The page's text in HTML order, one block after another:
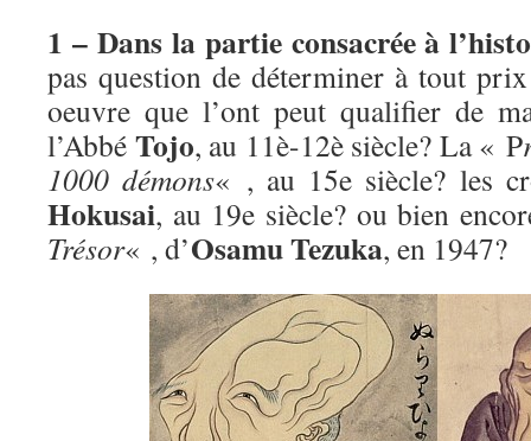
1 – Dans la partie consacrée à
pas question de déterminer à tout
oeuvre que l’ont peut qualifier de
l’Abbé Tojo, au 11è-12è siècle? La « P
1000 démons« , au 15e siècle? les
Hokusai, au 19e siècle? ou bien
Trésor« , d’Osamu Tezuka, en 1947?